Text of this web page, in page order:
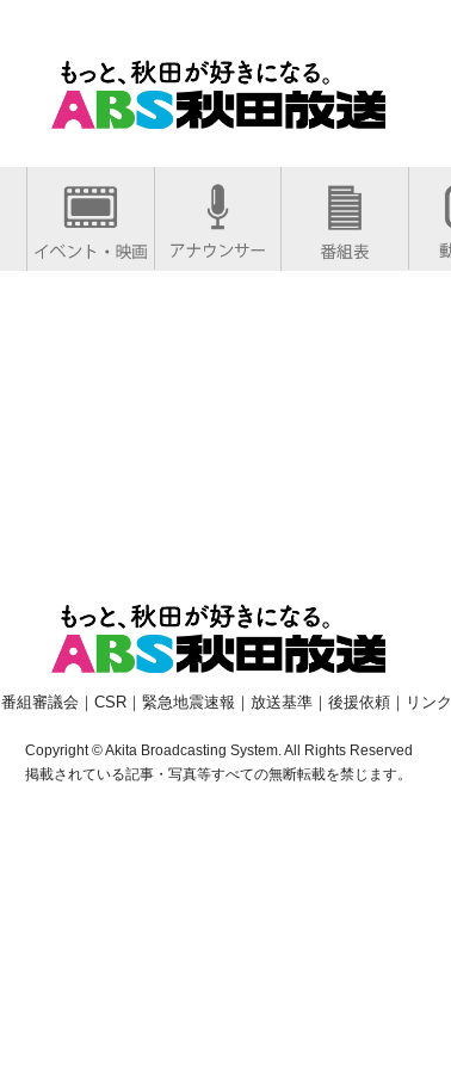
番組審議会 ｜ CSR｜ 緊急地震速報 ｜ 放送基準｜ 後援依頼｜ リンク
Copyright © Akita Broadcasting System. All Rights Reserved
掲載されている記事・写真等すべての無断転載を禁じます。